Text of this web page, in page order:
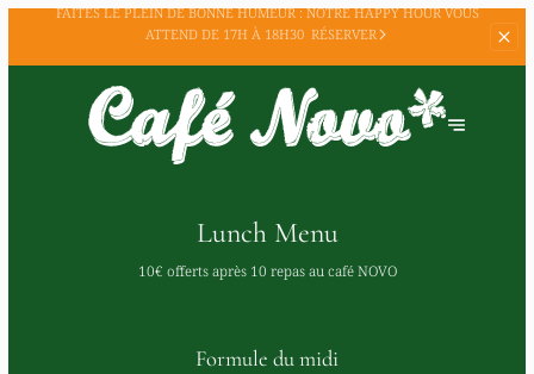
TOUS NOS ÉVÉNEMENT ÀDÉCOUVRIR SUR NOTRE PAGE
Lunch Menu
10€ offerts après 10 repas au café NOVO
Formule du midi